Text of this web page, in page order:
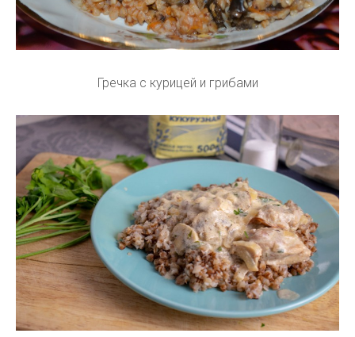
Гречка с курицей и грибами